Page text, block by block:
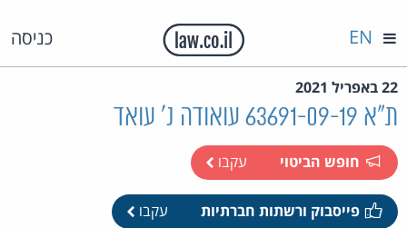
כניסה EN
22 באפריל 2021
ת"א 63691-09-19 עואודה נ' עואד
חופש הביטוי עקבו
פייסבוק ורשתות חברתיות עקבו